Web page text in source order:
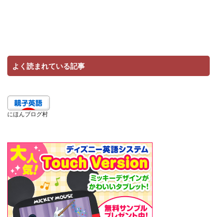
よく読まれている記事
にほんブログ村